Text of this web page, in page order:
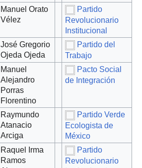
Manuel Orato
Vélez
Partido
Revolucionario
Institucional
José Gregorio
Ojeda Ojeda
Partido del
Trabajo
Manuel
Alejandro
Porras
Florentino
Pacto Social
de Integración
Raymundo
Atanacio
Arciga
Partido Verde
Ecologista de
México
Raquel Irma
Ramos
Partido
Revolucionario